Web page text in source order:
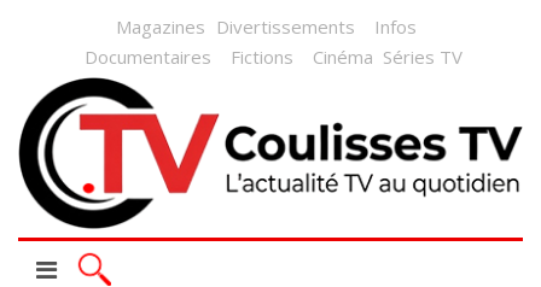
Magazines Divertissements
Infos
Documentaires
Fictions Cinéma Séries TV